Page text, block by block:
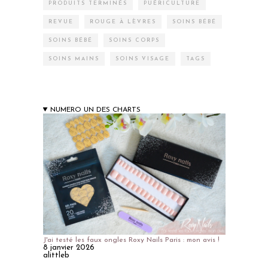
PRODUITS TERMINÉS PUÉRICULTURE
REVUE ROUGE À LÈVRES SOINS BÉBÉ
SOINS BÉBÉ SOINS CORPS
SOINS MAINS SOINS VISAGE TAGS
NUMERO UN DES CHARTS
J'ai testé les faux ongles Roxy Nails Paris : mon avis !
8 janvier 2026
alittleb